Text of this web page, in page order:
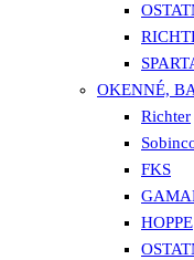
OKENNÉ,
Richter
FKS
HOPPE